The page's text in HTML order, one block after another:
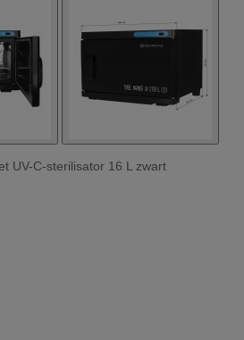
UV-C-sterilisator 16 L zwart